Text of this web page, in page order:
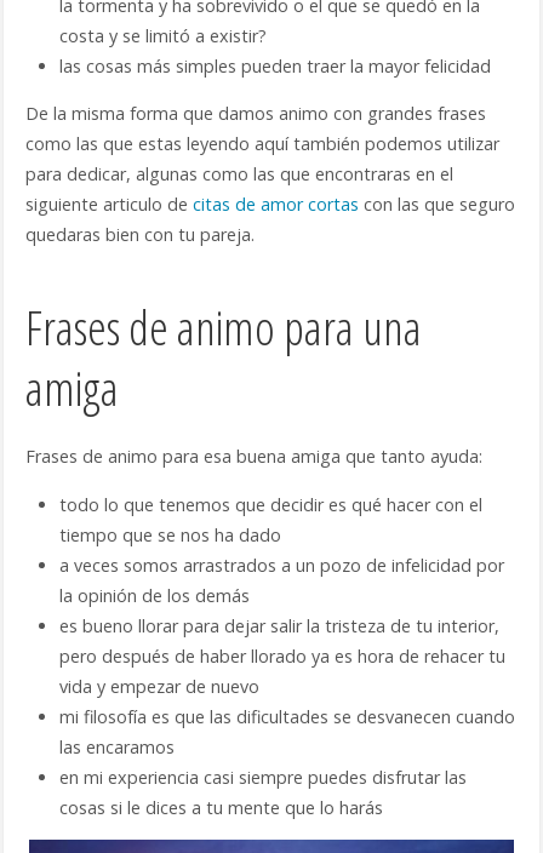
la tormenta y ha sobrevivido o el que se quedó en la
costa y se limitó a existir?
las cosas más simples pueden traer la mayor felicidad
De la misma forma que damos animo con grandes frases
como las que estas leyendo aquí también podemos utilizar
para dedicar, algunas como las que encontraras en el
siguiente articulo de citas de amor cortas con las que seguro
quedaras bien con tu pareja.
Frases de animo para una
amiga
Frases de animo para esa buena amiga que tanto ayuda:
todo lo que tenemos que decidir es qué hacer con el
tiempo que se nos ha dado
a veces somos arrastrados a un pozo de infelicidad por
la opinión de los demás
es bueno llorar para dejar salir la tristeza de tu interior,
pero después de haber llorado ya es hora de rehacer tu
vida y empezar de nuevo
mi filosofía es que las dificultades se desvanecen cuando
las encaramos
en mi experiencia casi siempre puedes disfrutar las
cosas si le dices a tu mente que lo harás